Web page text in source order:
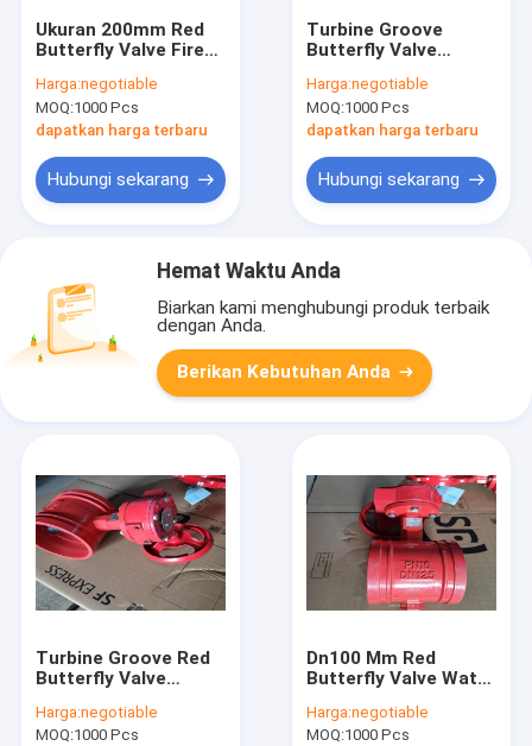
Ukuran 200mm Red
Butterfly Valve Fire
Connection
Harga:negotiable
MOQ:1000 Pcs
dapatkan harga terbaru
Hubungi sekarang
Turbine Groove
Butterfly Valve
Kebakaran Warna
Merah
Harga:negotiable
MOQ:1000 Pcs
dapatkan harga terbaru
Hubungi sekarang
Hemat Waktu Anda
Biarkan kami menghubungi produk terbaik
dengan Anda.
Berikan Kebutuhan Anda
Turbine Groove Red
Butterfly Valve
Mm
Harga:negotiable
MOQ:1000 Pcs
Dn100 Mm Red
Butterfly Valve Water
Protection
Harga:negotiable
MOQ:1000 Pcs